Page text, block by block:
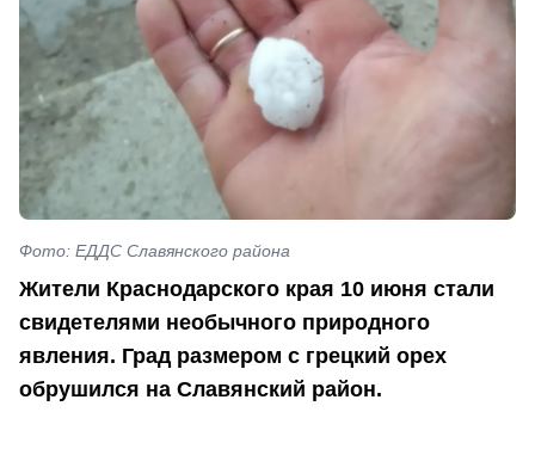
Фото: ЕДДС Славянского района
Жители Краснодарского края 10 июня стали
свидетелями необычного природного
явления. Град размером с грецкий орех
обрушился на Славянский район.